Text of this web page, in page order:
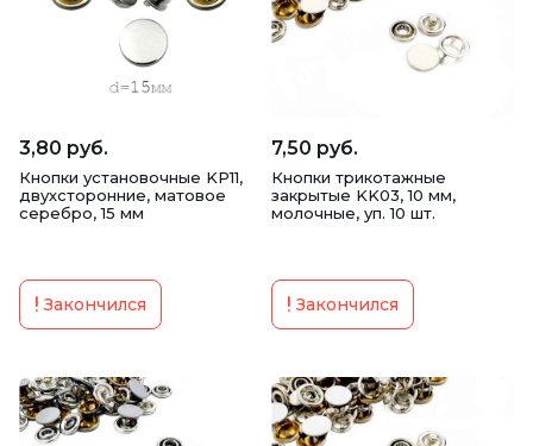
3,80 руб.
Кнопки установочные KP11,
двухсторонние, матовое
серебро, 15 мм
Закончился
7,50 руб.
Кнопки трикотажные
закрытые KK03, 10 мм,
молочные, уп. 10 шт.
Закончился